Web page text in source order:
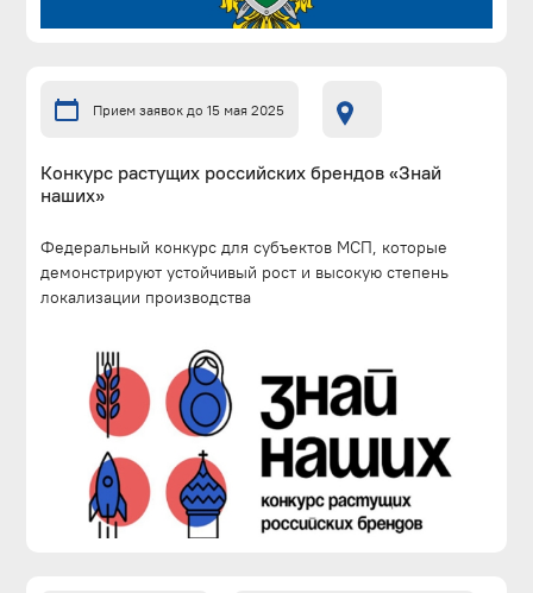
Прием заявок до 15 мая 2025
Конкурс растущих российских брендов «Знай
наших»
Федеральный конкурс для субъектов МСП, которые
демонстрируют устойчивый рост и высокую степень
локализации производства